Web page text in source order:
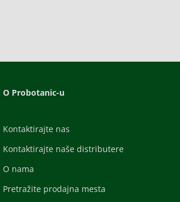
O Probotanic-u
Kontaktirajte nas
Kontaktirajte naše distributere
O nama
Pretražite prodajna mesta